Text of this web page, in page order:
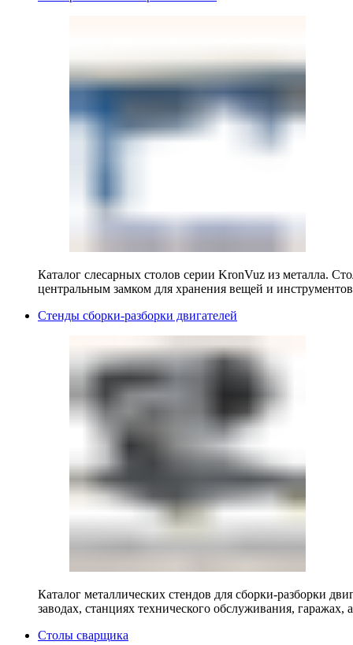
Каталог слесарных столов серии KronVuz из металла.
центральным замком для хранения вещей и
Стенды сборки-разборки двигателей
Каталог металлических стендов для сборки-разборки
заводах, станциях технического обслуживания, гаражах,
Столы сварщика